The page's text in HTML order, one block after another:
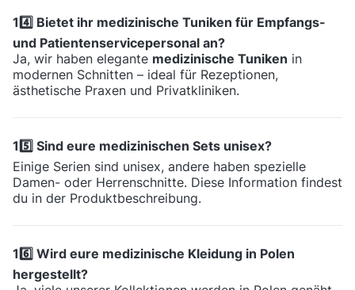
14️⃣ Bietet ihr medizinische Tuniken für Empfangs-
und Patientenservicepersonal an?
Ja, wir haben elegante medizinische Tuniken in
modernen Schnitten – ideal für Rezeptionen,
ästhetische Praxen und Privatkliniken.
15️⃣ Sind eure medizinischen Sets unisex?
Einige Serien sind unisex, andere haben spezielle
Damen- oder Herrenschnitte. Diese Information findest
du in der Produktbeschreibung.
16️⃣ Wird eure medizinische Kleidung in Polen
hergestellt?